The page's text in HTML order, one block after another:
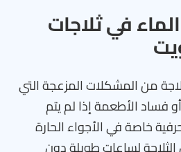
في ثلاجات
من المشكلات المزعجة التي
فساد الأطعمة إذا لم يتم
خاصة في الأجواء الحارة